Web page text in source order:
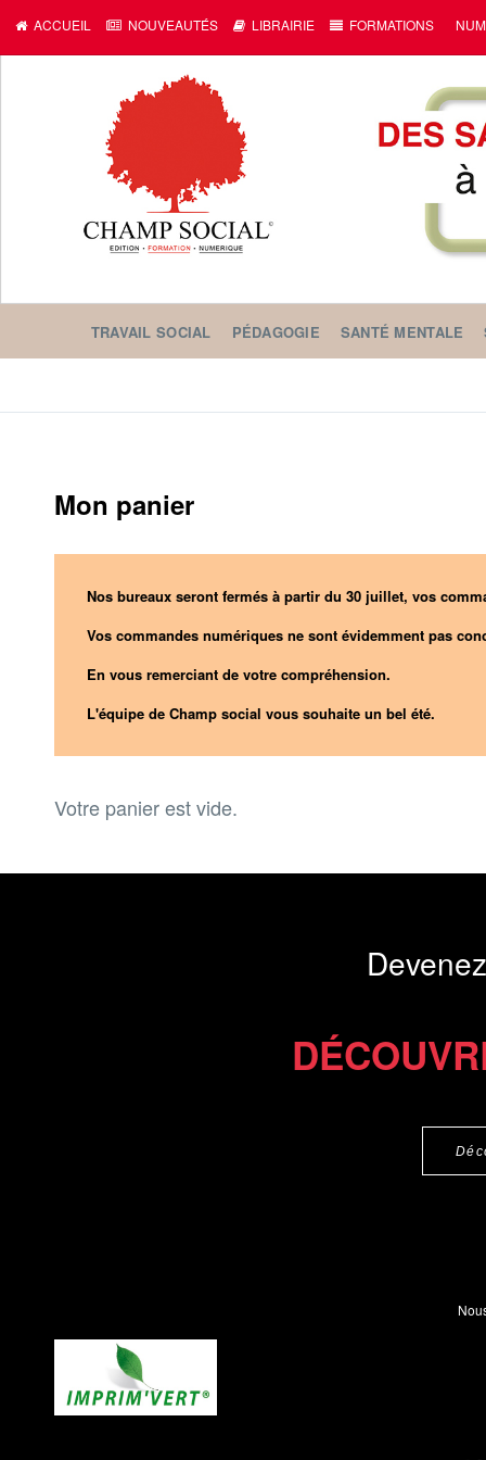
ACCUEIL NOUVEAUTÉS LIBRAIRIE FORMATIONS
TRAVAIL SOCIAL PÉDAGOGIE SANTÉ MENTALE
Mon panier
Nos bureaux seront fermés à partir du 30 juillet, vos
Vos commandes numériques ne sont évidemment pas
En vous remerciant de votre compréhension.
L'équipe de Champ social vous souhaite un bel été.
Votre panier est vide.